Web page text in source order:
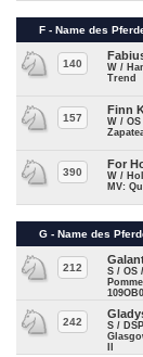
F - Name des
140
W /
Trend
157
Finn
W /
390
For
W /
MV:
G - Name des
212
S / OS
242
S /